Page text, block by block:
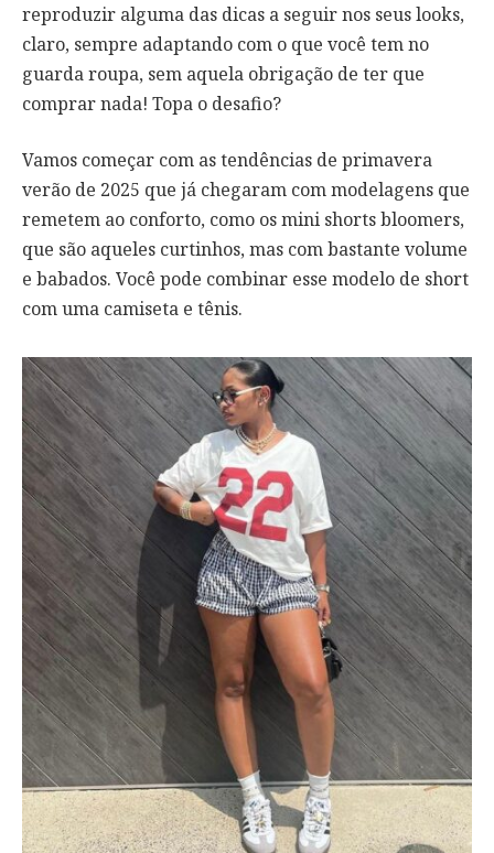
reproduzir alguma das dicas a seguir nos seus looks,
claro, sempre adaptando com o que você tem no
guarda roupa, sem aquela obrigação de ter que
comprar nada! Topa o desafio?
Vamos começar com as tendências de primavera
verão de 2025 que já chegaram com modelagens que
remetem ao conforto, como os mini shorts bloomers,
que são aqueles curtinhos, mas com bastante volume
e babados. Você pode combinar esse modelo de short
com uma camiseta e tênis.